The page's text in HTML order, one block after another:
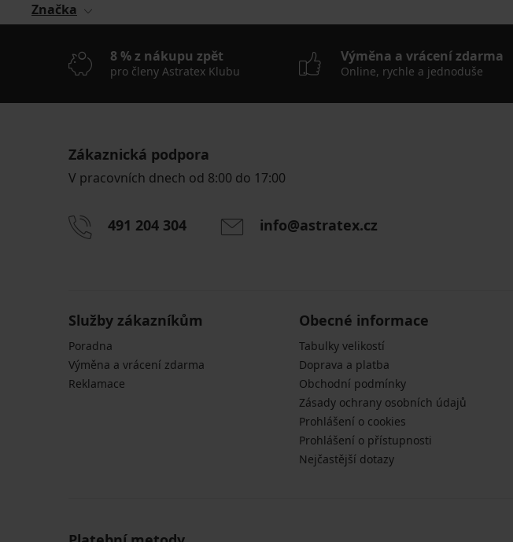
Značka
8 % z nákupu zpět
pro členy Astratex Klubu
Výměna a vrácení zdarma
Online, rychle a jednoduše
Zákaznická podpora
V pracovních dnech od 8:00 do 17:00
491 204 304 info@astratex.cz
Služby zákazníkům
Poradna
Výměna a vrácení zdarma
Reklamace
Obecné informace
Tabulky velikostí
Doprava a platba
Obchodní podmínky
Zásady ochrany osobních údajů
Prohlášení o cookies
Prohlášení o přístupnosti
Nejčastější dotazy